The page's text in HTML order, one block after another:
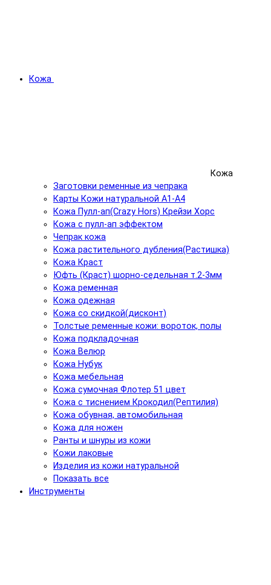
Кожа
Кожа
Заготовки ременные из чепрака
Карты Кожи натуральной А1-А4
Кожа Пулл-ап(Crazy Hors) Крейзи Хорс
Кожа с пулл-ап эффектом
Чепрак кожа
Кожа растительного дубления(Растишка)
Кожа Краст
Юфть (Краст) шорно-седельная т.2-3мм
Кожа ременная
Кожа одежная
Кожа со скидкой(дисконт)
Толстые ременные кожи: вороток, полы
Кожа подкладочная
Кожа Велюр
Кожа Нубук
Кожа мебельная
Кожа сумочная Флотер 51 цвет
Кожа с тиснением Крокодил(Рептилия)
Кожа обувная, автомобильная
Кожа для ножен
Ранты и шнуры из кожи
Кожи лаковые
Изделия из кожи натуральной
Показать все
Инструменты